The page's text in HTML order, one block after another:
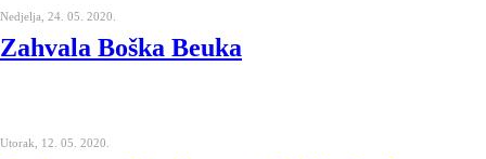
Nedjelja, 24. 05. 2020.
Zahvala Boška Beuka
Utorak, 12. 05. 2020.